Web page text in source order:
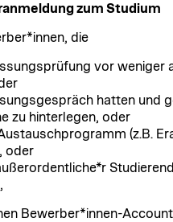
zum Studium
die
vor weniger
hatten und
zu hinterlegen, oder
(z.B.
oder
Bewerber*innen-